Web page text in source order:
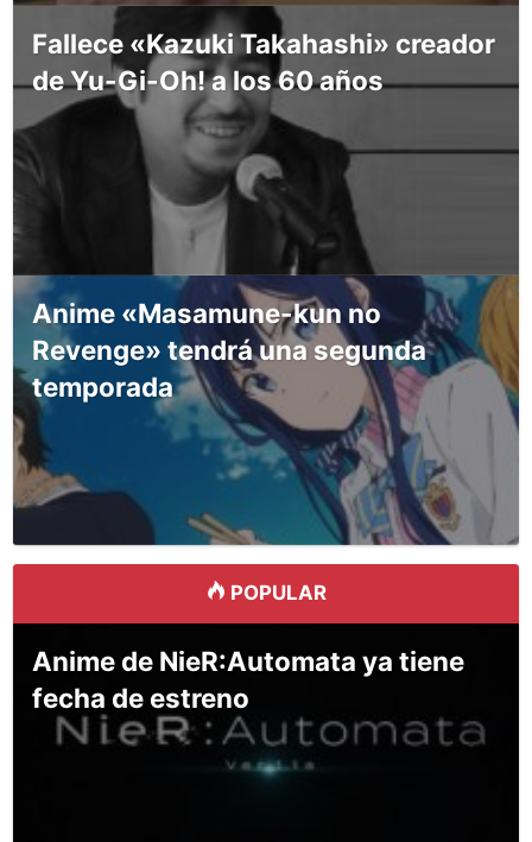
Fallece «Kazuki Takahashi» creador
de Yu-Gi-Oh! a los 60 años
Anime «Masamune-kun no
Revenge» tendrá una segunda
temporada
POPULAR
Anime de NieR:Automata ya tiene
fecha de estreno